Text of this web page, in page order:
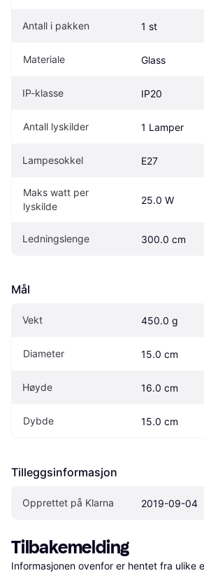
Antall i pakken 1 st
Materiale Glass
IP-klasse IP20
Antall lyskilder 1 Lamper
Lampesokkel E27
Maks watt per
lyskilde
25.0 W
Ledningslenge 300.0 cm
Mål
Vekt 450.0 g
Diameter 15.0 cm
Høyde 16.0 cm
Dybde 15.0 cm
Tilleggsinformasjon
Opprettet på Klarna 2019-09-04
Tilbakemelding
Informasjonen ovenfor er hentet fra ulike